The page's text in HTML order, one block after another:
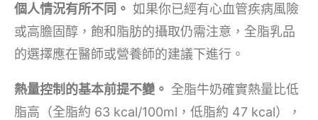
個人情況有所不同。 如果你已經有心血管疾病風險
或高膽固醇，飽和脂肪的攝取仍需注意，全脂乳品
的選擇應在醫師或營養師的建議下進行。
熱量控制的基本前提不變。 全脂牛奶確實熱量比低
脂高（全脂約 63 kcal/100ml，低脂約 47 kcal），